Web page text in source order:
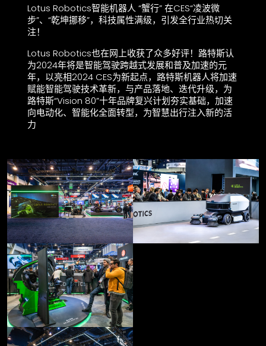
Lotus Robotics智能机器人 “蟹行” 在CES“凌波微
步”、“乾坤挪移”，科技属性满级，引发全行业热切关
注！
Lotus Robotics也在网上收获了众多好评！路特斯认
为2024年将是智能驾驶跨越式发展和普及加速的元
年，以亮相2024 CES为新起点，路特斯机器人将加速
赋能智能驾驶技术革新，与产品落地、迭代升级，为
路特斯“Vision 80”十年品牌复兴计划夯实基础，加速
向电动化、智能化全面转型，为智慧出行注入新的活
力